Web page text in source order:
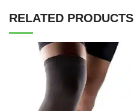
RELATED PRODUCTS